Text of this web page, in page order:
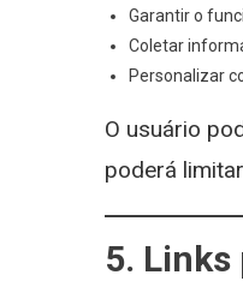
Garantir o
Coletar
Personalizar
O usuário
poderá
5. Links